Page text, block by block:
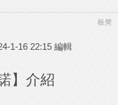
板凳
1-16 22:15 編輯
】介紹